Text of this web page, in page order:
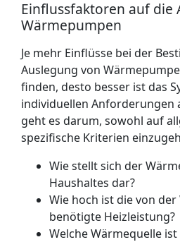
Einflussfaktoren auf die
Wärmepumpen
Je mehr Einflüsse bei der
Auslegung von
finden, desto besser ist das
individuellen Anforderungen
geht es darum, sowohl auf
spezifische Kriterien
Wie stellt sich der
Haushaltes dar?
Wie hoch ist die von
benötigte Heizleistung?
Welche Wärmequelle